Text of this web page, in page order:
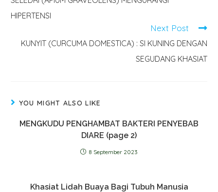
HIPERTENSI
Next Post
KUNYIT (CURCUMA DOMESTICA) : SI KUNING DENGAN
SEGUDANG KHASIAT
YOU MIGHT ALSO LIKE
MENGKUDU PENGHAMBAT BAKTERI PENYEBAB
DIARE (page 2)
8 September 2023
Khasiat Lidah Buaya Bagi Tubuh Manusia